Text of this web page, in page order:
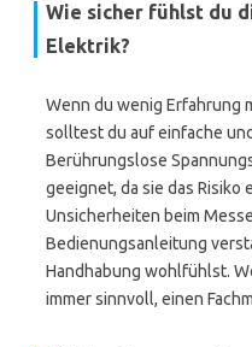
Wie sicher fühlst du
Elektrik?
Wenn du wenig Erfahrung
solltest du auf einfache
Berührungslose
geeignet, da sie das Risiko
Unsicherheiten beim
Bedienungsanleitung
Handhabung wohlfühlst.
immer sinnvoll, einen